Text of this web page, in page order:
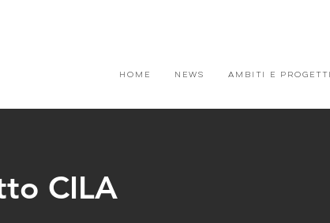
HOME News AMBITI e PROGETTI
CILA